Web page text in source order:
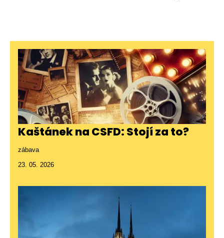
Kaštánek na CSFD: Stojí za to?
zábava
23. 05. 2026